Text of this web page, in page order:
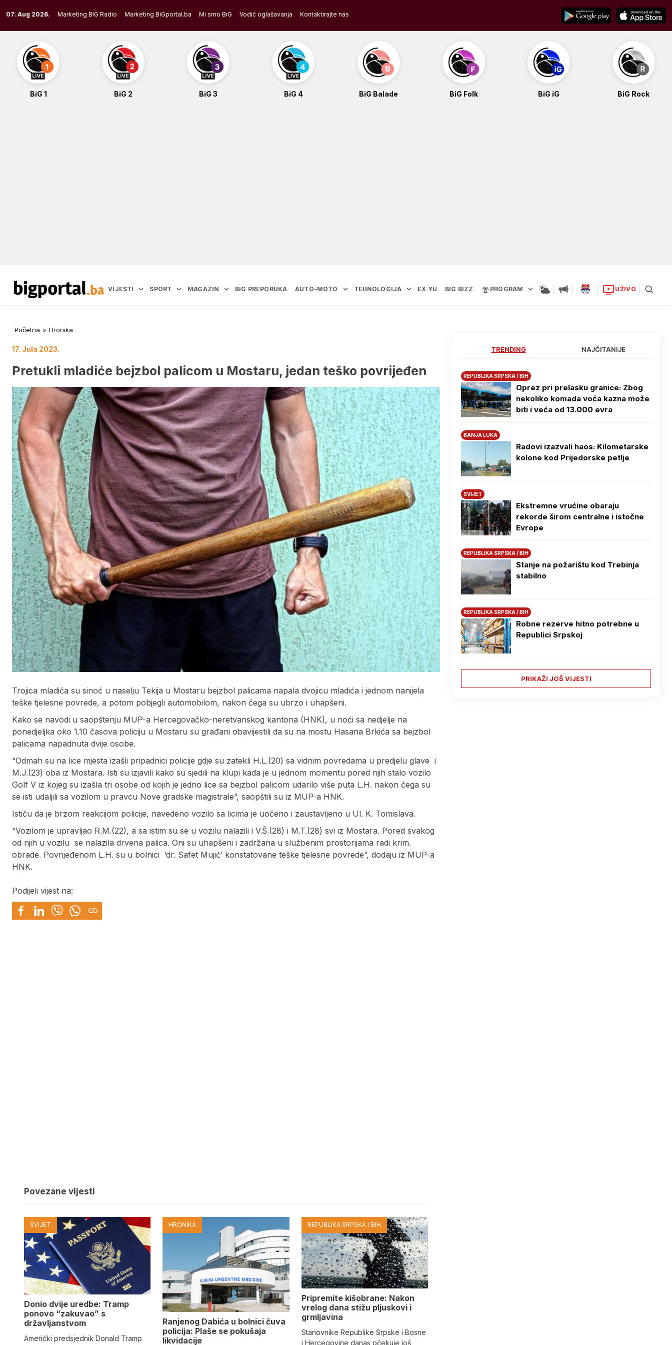
to
content
07. Aug 2026. Marketing BIG Radio Marketing BiGportal.ba Mi smo BiG Vodič oglašavanja Kontaktirajte nas
BiG 1 BiG 2 BiG 3 BiG 4 BiG Balade BiG Folk BiG iG BiG Rock
VIJESTI SPORT MAGAZIN BIG PREPORUKA AUTO-MOTO TEHNOLOGIJA EX YU BIG BIZZ PROGRAM UŽIVO
Početna » Hronika
17. Jula 2023.
Pretukli mladiće bejzbol palicom u Mostaru, jedan teško povrijeđen
Trojica mladića su sinoć u naselju Tekija u Mostaru bejzbol palicama napala dvojicu mladića i jednom nanijela
teške tjelesne povrede, a potom pobjegli automobilom, nakon čega su ubrzo i uhapšeni.
Kako se navodi u saopštenju MUP-a Hercegovačko-neretvanskog kantona (HNK), u noći sa nedjelje na
ponedjeljka oko 1.10 časova policiju u Mostaru su građani obavijestili da su na mostu Hasana Brkića sa bejzbol
palicama napadnuta dvije osobe.
“Odmah su na lice mjesta izašli pripadnici policije gdje su zatekli H.L.(20) sa vidnim povredama u predjelu glave i
M.J.(23) oba iz Mostara. Isti su izjavili kako su sjedili na klupi kada je u jednom momentu pored njih stalo vozilo
Golf V iz kojeg su izašla tri osobe od kojih je jedno lice sa bejzbol palicom udarilo više puta L.H. nakon čega su
se isti udaljili sa vozilom u pravcu Nove gradske magistrale”, saopštili su iz MUP-a HNK.
Ističu da je brzom reakcijom policije, navedeno vozilo sa licima je uočeno i zaustavljeno u Ul. K. Tomislava.
“Vozilom je upravljao R.M.(22), a sa istim su se u vozilu nalazili i V.Š.(28) i M.T.(28) svi iz Mostara. Pored svakog
od njih u vozilu se nalazila drvena palica. Oni su uhapšeni i zadržana u službenim prostorijama radi krim.
obrade. Povrijeđenom L.H. su u bolnici ‘dr. Safet Mujić’ konstatovane teške tjelesne povrede”, dodaju iz MUP-a
HNK.
Podijeli vijest na:
Povezane vijesti
SVIJET
Donio dvije uredbe: Tramp
ponovo “zakuvao” s
državljanstvom
Američki predsjednik Donald Tramp
HRONIKA
Ranjenog Dabića u bolnici čuva
policija: Plaše se pokušaja
likvidacije
REPUBLIKA SRPSKA / BIH
Pripremite kišobrane: Nakon
vrelog dana stižu pljuskovi i
grmljavina
Stanovnike Republike Srpske i Bosne
i Hercegovine danas očekuje još
TRENDING NAJČITANIJE
REPUBLIKA SRPSKA / BIH
Oprez pri prelasku granice: Zbog
nekoliko komada voća kazna može
biti i veća od 13.000 evra
BANJA LUKA
Radovi izazvali haos: Kilometarske
kolone kod Prijedorske petlje
SVIJET
Ekstremne vrućine obaraju
rekorde širom centralne i istočne
Evrope
REPUBLIKA SRPSKA / BIH
Stanje na požarištu kod Trebinja
stabilno
REPUBLIKA SRPSKA / BIH
Robne rezerve hitno potrebne u
Republici Srpskoj
PRIKAŽI JOŠ VIJESTI